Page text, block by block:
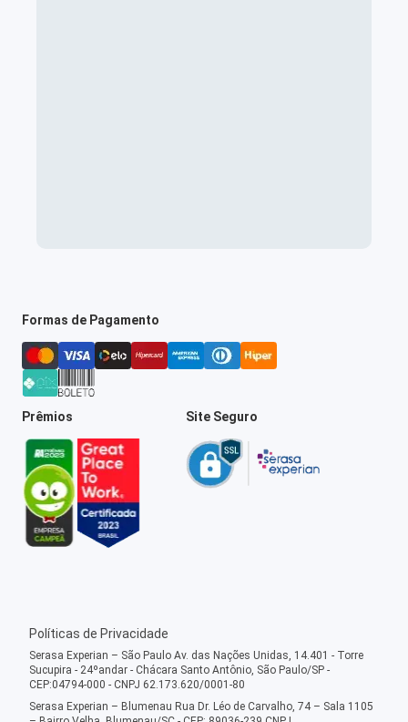
Formas de Pagamento
Prêmios Site Seguro
Políticas de Privacidade
Serasa Experian – São Paulo Av. das Nações Unidas, 14.401 - Torre
Sucupira - 24ºandar - Chácara Santo Antônio, São Paulo/SP -
CEP:04794-000 - CNPJ 62.173.620/0001-80
Serasa Experian – Blumenau Rua Dr. Léo de Carvalho, 74 – Sala 1105